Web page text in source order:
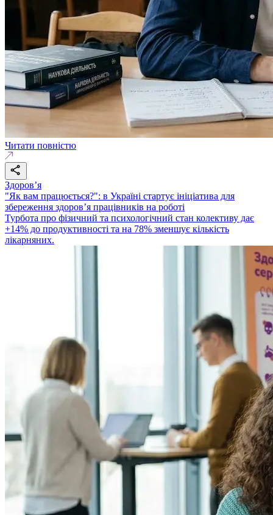
Читати повністю
Здоровʼя
"Як вам працюється?": в Україні стартує ініціатива для
збереження здоров’я працівників на роботі
Турбота про фізичний та психологічний стан колективу дає
+14% до продуктивності та на 78% зменшує кількість
лікарняних.